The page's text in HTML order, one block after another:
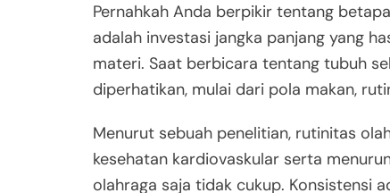
Pernahkah Anda berpikir tentang
adalah investasi jangka panjang yang
materi. Saat berbicara tentang tubuh
diperhatikan, mulai dari pola makan,
Menurut sebuah penelitian, rutinitas
kesehatan kardiovaskular serta
olahraga saja tidak cukup. Konsistensi